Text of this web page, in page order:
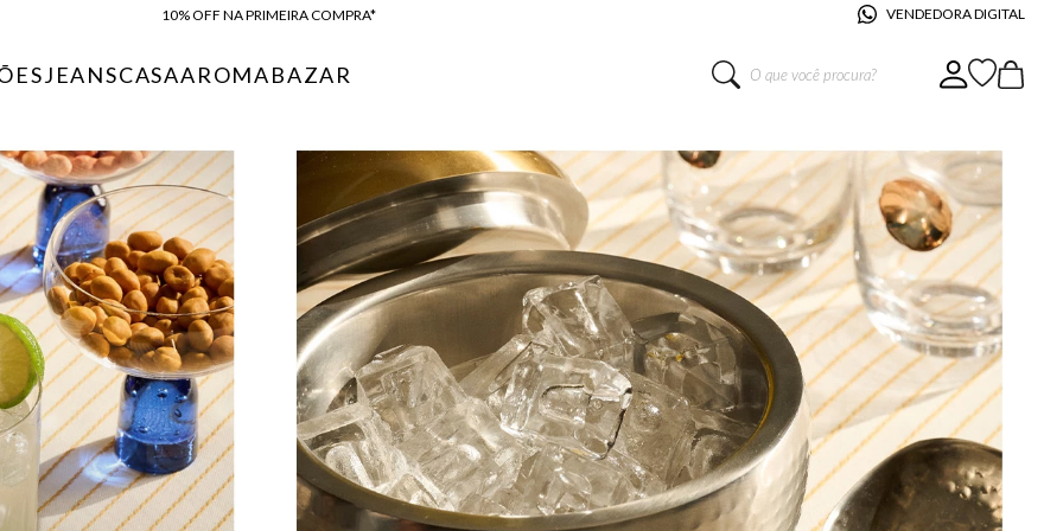
COMPRE ONLINE E RETIRE EM LOJA*
FRETE GRÁTIS*
VENDEDORA DIGITAL
JEANSCASAAROMABAZAR
O que você procura?